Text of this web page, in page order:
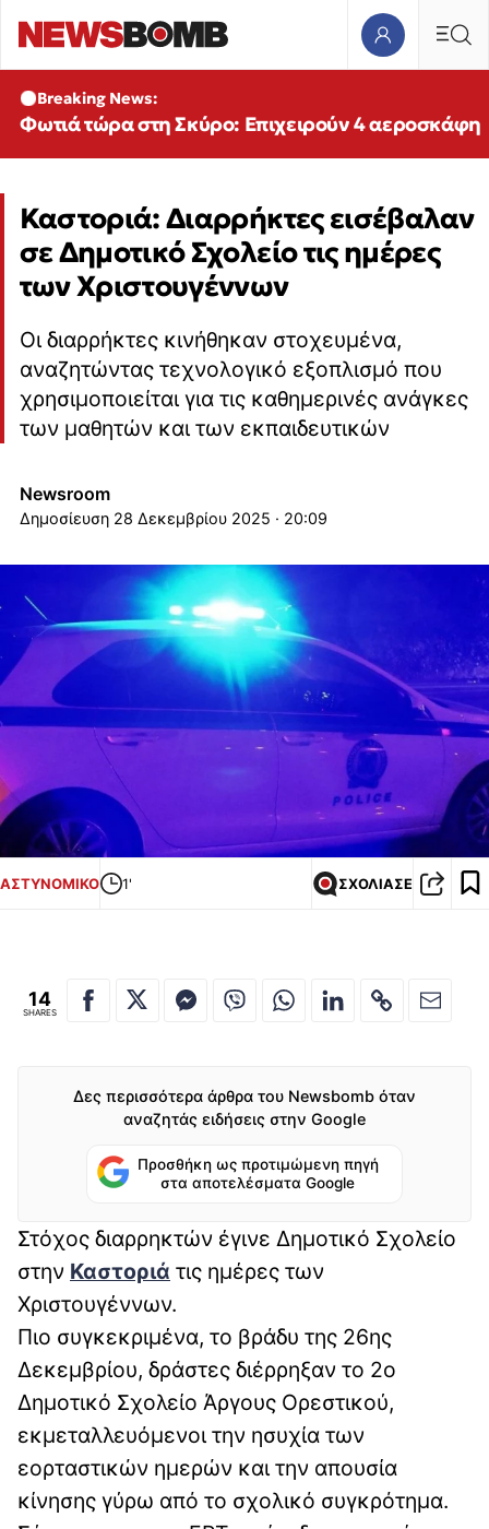
Breaking News:
Φωτιά τώρα στη Σκύρο: Επιχειρούν 4 αεροσκάφη
Καστοριά: Διαρρήκτες εισέβαλαν
σε Δημοτικό Σχολείο τις ημέρες
των Χριστουγέννων
Οι διαρρήκτες κινήθηκαν στοχευμένα,
αναζητώντας τεχνολογικό εξοπλισμό που
χρησιμοποιείται για τις καθημερινές ανάγκες
των μαθητών και των εκπαιδευτικών
Newsroom
28 Δεκεμβρίου 2025 · 20:09
ΑΣΤΥΝΟΜΙΚΟ 1' ΣΧΟΛΙΑΣΕ
14
SHARES
Δες περισσότερα άρθρα του Newsbomb όταν
αναζητάς ειδήσεις στην Google
Προσθήκη ως προτιμώμενη πηγή
στα αποτελέσματα Google
Στόχος διαρρηκτών έγινε Δημοτικό Σχολείο
στην Καστοριά τις ημέρες των
Χριστουγέννων.
Πιο συγκεκριμένα, το βράδυ της 26ης
Δεκεμβρίου, δράστες διέρρηξαν το 2ο
Δημοτικό Σχολείο Άργους Ορεστικού,
εκμεταλλευόμενοι την ησυχία των
εορταστικών ημερών και την απουσία
κίνησης γύρω από το σχολικό συγκρότημα.